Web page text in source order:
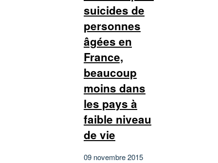
suicides de
personnes
âgées en
France,
beaucoup
moins dans
les pays à
faible niveau
de vie
09 novembre 2015